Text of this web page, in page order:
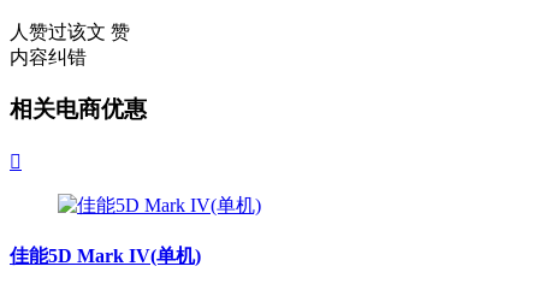
人赞过该文 赞
内容纠错
相关电商优惠

佳能5D Mark IV(单机)